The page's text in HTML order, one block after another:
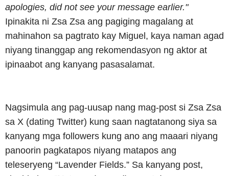
apologies, did not see your message earlier."
Ipinakita ni Zsa Zsa ang pagiging magalang at
mahinahon sa pagtrato kay Miguel, kaya naman agad
niyang tinanggap ang rekomendasyon ng aktor at
ipinaabot ang kanyang pasasalamat.
Nagsimula ang pag-uusap nang mag-post si Zsa Zsa
sa X (dating Twitter) kung saan nagtatanong siya sa
kanyang mga followers kung ano ang maaari niyang
panoorin pagkatapos niyang matapos ang
teleseryeng “Lavender Fields.” Sa kanyang post,